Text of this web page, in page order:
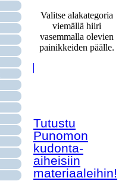
Valitse alakategoria
viemällä hiiri
vasemmalla olevien
painikkeiden päälle.
Tutustu
Punomon
kudonta-
aiheisiin
materiaaleihin!